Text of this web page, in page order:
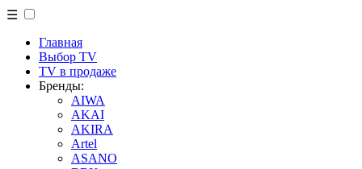
☰
Главная
Выбор TV
TV в продаже
Бренды:
AIWA
AKAI
AKIRA
Artel
ASANO